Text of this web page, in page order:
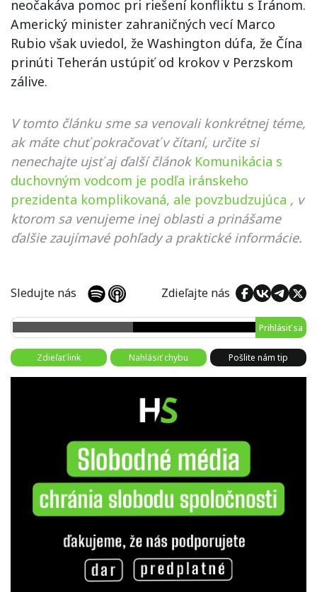
neočakáva pomoc pri riešení konfliktu s Iránom.
Americký minister zahraničných vecí Marco
Rubio však uviedol, že Washington dúfa, že Čína
prinúti Teherán ustúpiť od krokov v Perzskom
zálive.
V tomto článku sme sa venovali konkrétnej téme,
ak máte chuť pokračovať v čítaní, určite si
nenechajte ujsť aj ďalší článok Komunikácia s
duchovným vodcom je podľa iránskeho
prezidenta komplikovaná, ale povzbudzujúca , v
ktorom sa venujeme inej oblasti a prinášame
ďalšie zaujímavé pohľady a praktické informácie.
Sledujte nás Zdieľajte nás
Prihlásiť sa
Zdieľať link Nahlásiť chybu Pošlite nám tip